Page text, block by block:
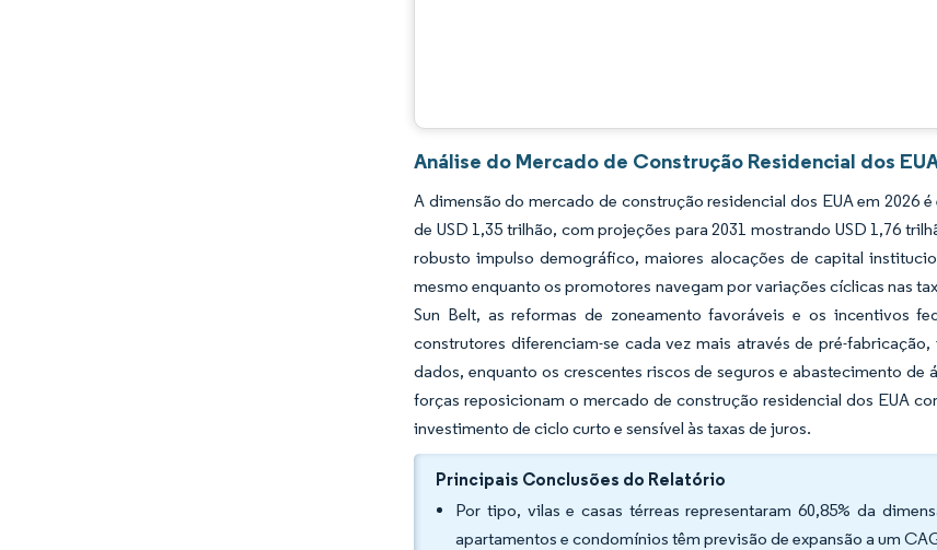
Análise do Mercado de Construção Residencial dos
A dimensão do mercado de construção residencial dos EUA em 2026
de USD 1,35 trilhão, com projeções para 2031 mostrando USD 1,76
robusto impulso demográfico, maiores alocações de capital
mesmo enquanto os promotores navegam por variações cíclicas nas
Sun Belt, as reformas de zoneamento favoráveis e os incentivos
construtores diferenciam-se cada vez mais através de pré-
dados, enquanto os crescentes riscos de seguros e abastecimento
forças reposicionam o mercado de construção residencial dos EUA
investimento de ciclo curto e sensível às taxas de juros.
Principais Conclusões do Relatório
Por tipo, vilas e casas térreas representaram 60,85% da
apartamentos e condomínios têm previsão de expansão a um